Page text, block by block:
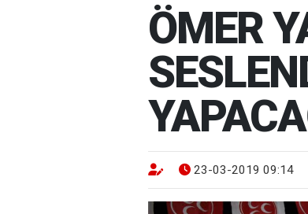
ÖMER
23-03-2019 09:14